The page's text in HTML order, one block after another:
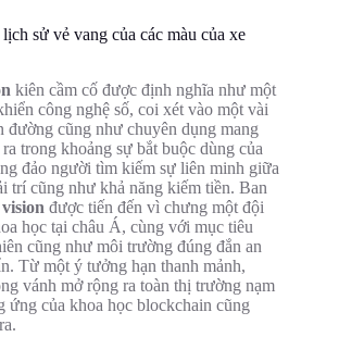
sử vẻ vang của các màu của xe
kiên cầm cố được định nghĩa như một
công nghệ số, coi xét vào một vài
đường cũng như chuyên dụng mang
trong khoảng sự bắt buộc dùng của
đảo người tìm kiếm sự liên minh giữa
trí cũng như khả năng kiếm tiền. Ban
được tiến đến vì chưng một đội
học tại châu Á, cùng với mục tiêu
cũng như môi trường đúng đắn an
Từ một ý tưởng hạn thanh mảnh,
vánh mở rộng ra toàn thị trường nạm
ứng của khoa học blockchain cũng